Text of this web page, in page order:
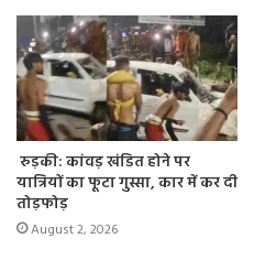
रुड़की: कांवड़ खंडित होने पर
यात्रियों का फूटा गुस्सा, कार में कर दी
तोड़फोड़
August 2, 2026